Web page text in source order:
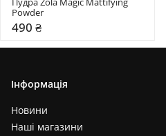
Powder
490 ₴
Інформація
Новини
Наші магазини